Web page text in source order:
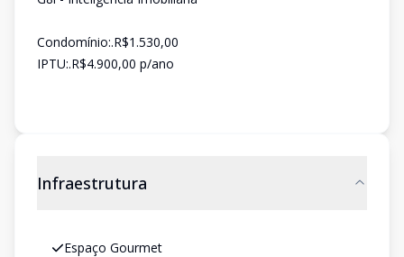
Condomínio:.R$1.530,00
IPTU:.R$4.900,00 p/ano
Infraestrutura
Espaço Gourmet